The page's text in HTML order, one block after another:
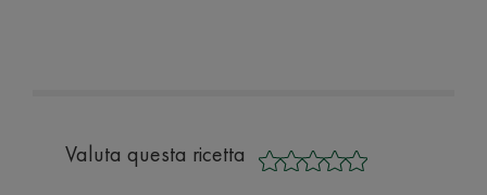
Valuta questa ricetta